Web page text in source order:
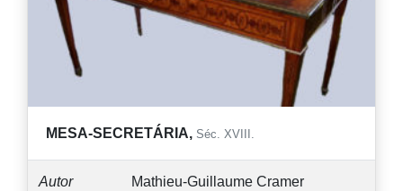
MESA-SECRETÁRIA, Séc. XVIII.
Autor Mathieu-Guillaume Cramer